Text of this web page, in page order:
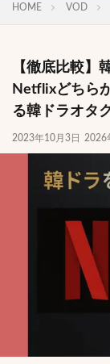
HOME VOD
【徹底比較】
Netflixどちら
る韓ドラオタ
2023年10月3日 2026